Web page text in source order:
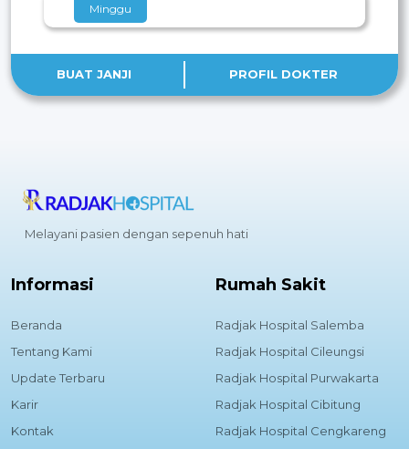
Minggu
BUAT JANJI PROFIL DOKTER
Melayani pasien dengan sepenuh hati
Informasi
Beranda
Tentang Kami
Update Terbaru
Karir
Kontak
Rumah Sakit
Radjak Hospital Salemba
Radjak Hospital Cileungsi
Radjak Hospital Purwakarta
Radjak Hospital Cibitung
Radjak Hospital Cengkareng